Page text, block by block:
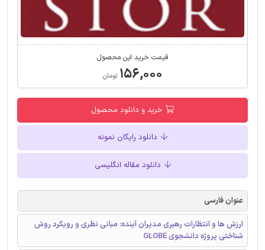
قیمت خرید این محصول
۱۵۶,۰۰۰ تومان
خرید و دانلود محصول
دانلود رایگان نمونه
دانلود مقاله انگلیسی
عنوان فارسی
ارزش ها و انتظارات رهبری مدیران آینده: مبانی نظری و رویکرد روش
شناختی پروژه دانشجوی GLOBE